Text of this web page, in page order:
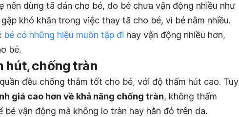
nên dùng tã dán cho bé, do bé chưa vận động nhiều như
khó khăn trong việc thay tã cho bé, vì bé nằm nhiều.
bé có những hiệu muốn tập đi hay vận động nhiều hơn,
bé.
hút, chống tràn
đều chống thắm tốt cho bé, với độ thấm hút cao. Tuy
giá cao hơn về khả năng chống tràn, không thấm
bé vận động mà không lo tràn hay hằn đỏ trên da.